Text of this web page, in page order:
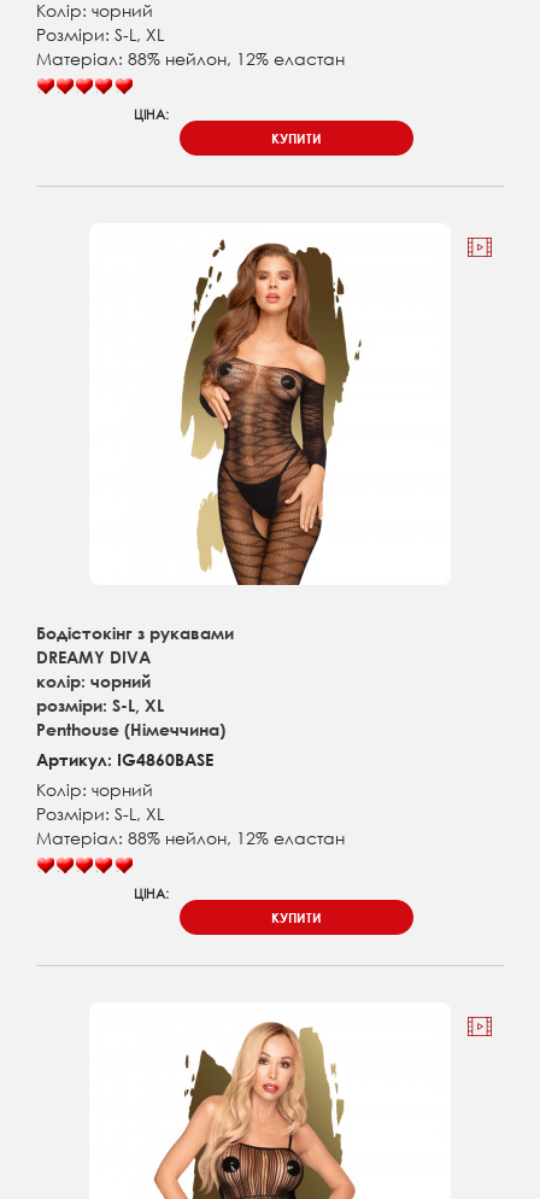
Колір: чорний
Розміри: S-L, XL
Матеріал: 88% нейлон, 12% еластан
ЦІНА:
КУПИТИ
Бодістокінг з рукавами
DREAMY DIVA
колір: чорний
розміри: S-L, XL
Penthouse (Німеччина)
Артикул: IG4860BASE
Колір: чорний
Розміри: S-L, XL
Матеріал: 88% нейлон, 12% еластан
ЦІНА:
КУПИТИ